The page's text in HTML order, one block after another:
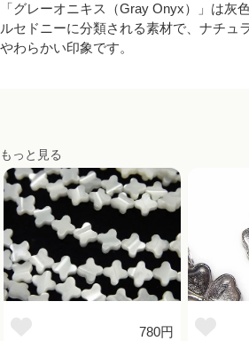
「グレーオニキス（Gray Onyx）」は
ルセドニーに分類される素材で、ナチュ
やわらかい印象です。
もっと見る
780円